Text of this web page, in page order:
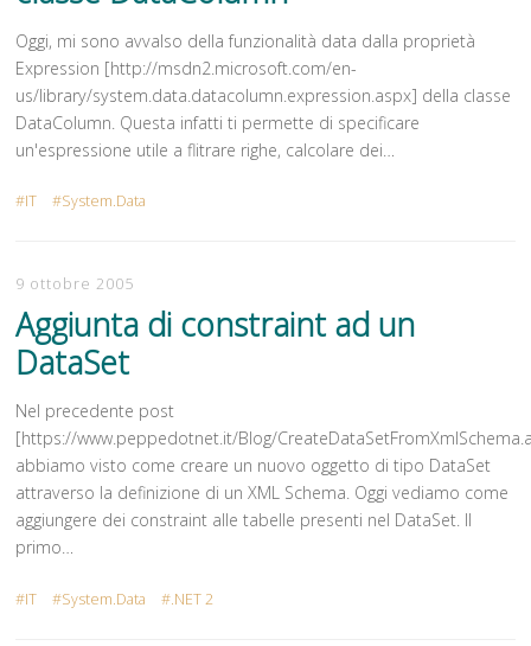
Oggi, mi sono avvalso della funzionalità data dalla proprietà
Expression [http://msdn2.microsoft.com/en-
us/library/system.data.datacolumn.expression.aspx] della classe
DataColumn. Questa infatti ti permette di specificare
un'espressione utile a flitrare righe, calcolare dei…
IT System.Data
9 ottobre 2005
Aggiunta di constraint ad un
DataSet
Nel precedente post
[https://www.peppedotnet.it/Blog/
abbiamo visto come creare un nuovo oggetto di tipo DataSet
attraverso la definizione di un XML Schema. Oggi vediamo come
aggiungere dei constraint alle tabelle presenti nel DataSet. Il
primo…
IT System.Data .NET 2